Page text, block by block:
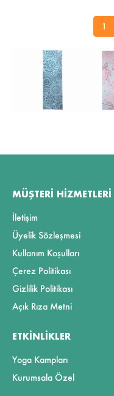
1
MÜŞTERI HIZMETLERI
İletişim
Üyelik Sözleşmesi
Kullanım Koşulları
Çerez Politikası
Gizlilik Politikası
Açık Rıza Metni
ETKINLIKLER
Yoga Kampları
Kurumsala Özel